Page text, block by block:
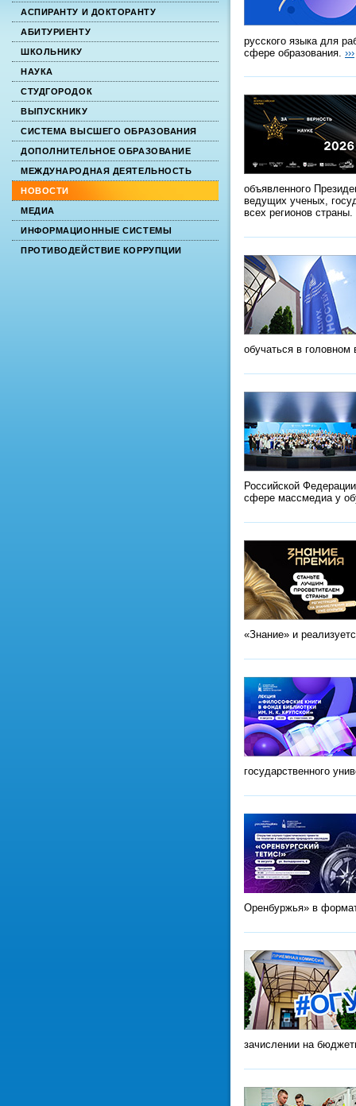
АСПИРАНТУ И ДОКТОРАНТУ
АБИТУРИЕНТУ
ШКОЛЬНИКУ
НАУКА
СТУДГОРОДОК
ВЫПУСКНИКУ
СИСТЕМА ВЫСШЕГО ОБРАЗОВАНИЯ
ДОПОЛНИТЕЛЬНОЕ ОБРАЗОВАНИЕ
МЕЖДУНАРОДНАЯ ДЕЯТЕЛЬНОСТЬ
НОВОСТИ
МЕДИА
ИНФОРМАЦИОННЫЕ СИСТЕМЫ
ПРОТИВОДЕЙСТВИЕ КОРРУПЦИИ
русского языка для
сфере образования. ›››
объявленного
ведущих ученых,
всех регионов страны.
обучаться в
Российской
сфере массмедиа у
«Знание» и
государственного
Оренбуржья» в
зачислении на